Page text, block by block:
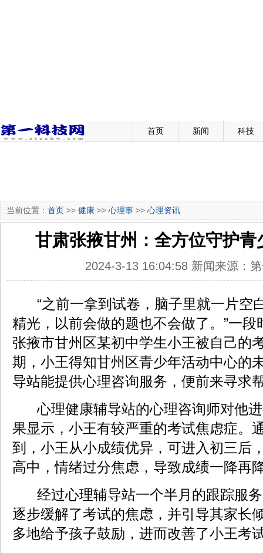
首页 新闻 科技
当前位置： 首页 >> 健康 >> 心理事 >> 心理资讯
甘肃张掖甘州：全方位守护青
2024-3-13 16:04:58 新闻来源：
“之前一拿到试卷，脑子里就一片空
精光，以前会做的题也不会做了。”一段
张掖市甘州区某初中学生小王被自己的
期，小王得知甘州区青少年活动中心的
导站能提供心理咨询服务，便前来寻求
心理健康辅导站的心理咨询师对他
果显示，小王有较严重的考试焦虑症。
到，小王从小成绩优异，可进入初三后
高中，情绪过分焦虑，导致成绩一降再
经过心理辅导站一个半月的跟踪服
逐步缓解了考试的焦虑，并引导其家长
多地给予孩子鼓励，进而改善了小王考